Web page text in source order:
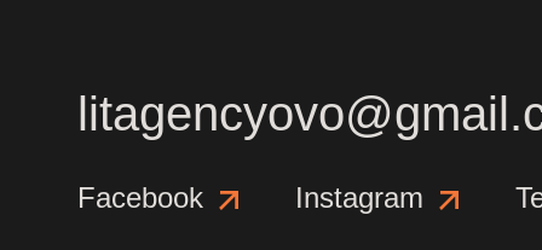
Facebook Instagram